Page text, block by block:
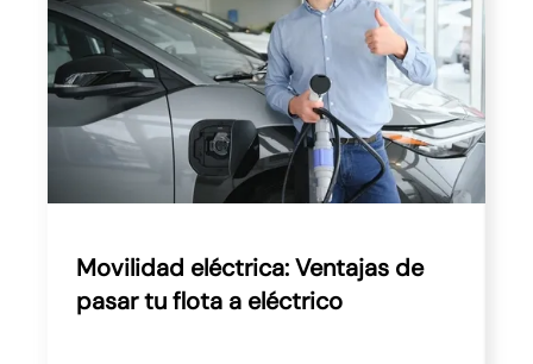
Movilidad eléctrica: Ventajas de
pasar tu flota a eléctrico